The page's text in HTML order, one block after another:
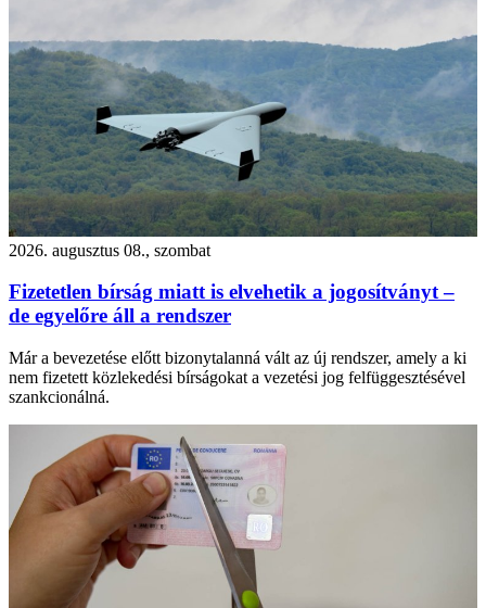
2026. augusztus 08., szombat
Fizetetlen bírság miatt is elvehetik a jogosítványt –
de egyelőre áll a rendszer
Már a bevezetése előtt bizonytalanná vált az új rendszer, amely a ki
nem fizetett közlekedési bírságokat a vezetési jog felfüggesztésével
szankcionálná.